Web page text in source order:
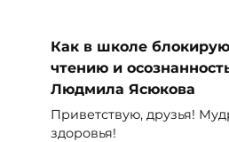
Как в школе
чтению и
Людмила Ясюкова
Приветствую, друзья!
здоровья!